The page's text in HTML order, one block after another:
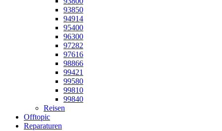
93850
94914
95400
96300
97282
97616
98866
99421
99580
99810
99840
Reisen
Offtopic
Reparaturen